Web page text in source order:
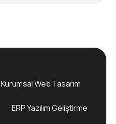
Kurumsal Web Tasarım
ERP Yazılım Geliştirme